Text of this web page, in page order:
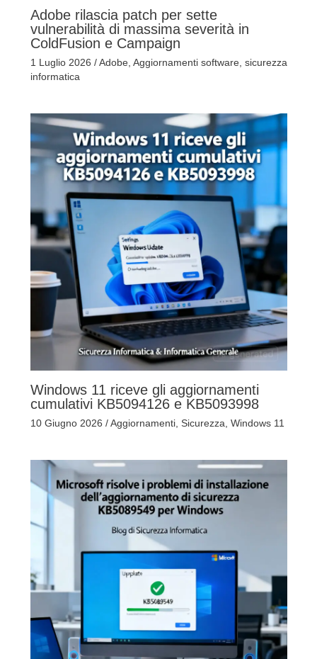
Adobe rilascia patch per sette
vulnerabilità di massima severità in
ColdFusion e Campaign
1 Luglio 2026 /Adobe, Aggiornamenti software, sicurezza
informatica
Windows 11 riceve gli aggiornamenti
cumulativi KB5094126 e KB5093998
10 Giugno 2026 /Aggiornamenti, Sicurezza Windows 11